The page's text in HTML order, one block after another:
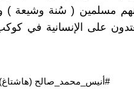
مسلمين ( سُنة وشيعة )
على الإنسانية في
#أنيس_محمد_صالح (هاشتاغ)